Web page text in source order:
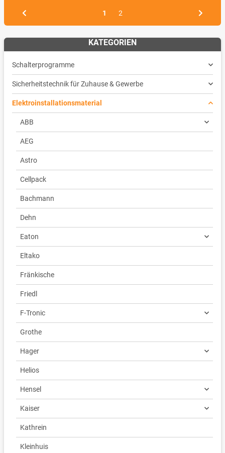
1 2
KATEGORIEN
Schalterprogramme
Sicherheitstechnik für Zuhause & Gewerbe
Elektroinstallationsmaterial
ABB
AEG
Astro
Cellpack
Bachmann
Dehn
Eaton
Eltako
Fränkische
Friedl
F-Tronic
Grothe
Hager
Helios
Hensel
Kaiser
Kathrein
Kleinhuis